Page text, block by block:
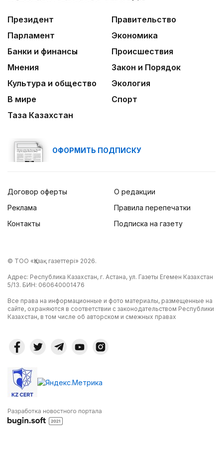
Президент
Правительство
Парламент
Экономика
Банки и финансы
Происшествия
Мнения
Закон и Порядок
Культура и общество
Экология
В мире
Спорт
Таза Казахстан
ОФОРМИТЬ ПОДПИСКУ
Договор оферты
Реклама
Контакты
О редакции
Правила перепечатки
Подписка на газету
© ТОО «Қазақ газеттері» 2026.
Адрес: Республика Казахстан, г. Астана, ул. Газеты Егемен Казахстан
5/13. БИН: 060640001476
Все права на информационные и фото материалы, размещенные на
сайте, охраняются в соответствии с законодательством Республики
Казахстан, в том числе об авторском и смежных правах